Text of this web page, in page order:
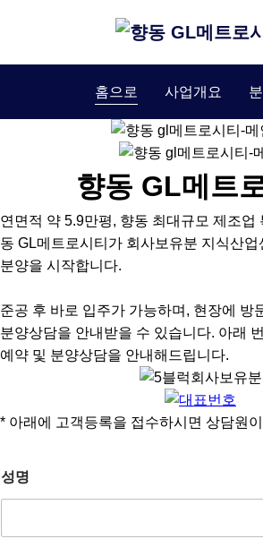
홈으로 사업개요
향동 GL메트
연면적 약 5.9만평, 향동 최대규모 제조업
동 GL메트로시티가 회사보유분 지식산업
분양을 시작합니다.
준공 후 바로 입주가 가능하며, 현장에 방
분양상담을 안내받을 수 있습니다. 아래
예약 및 분양상담을 안내해드립니다.
* 아래에 고객등록을 접수하시면 상담원
성명